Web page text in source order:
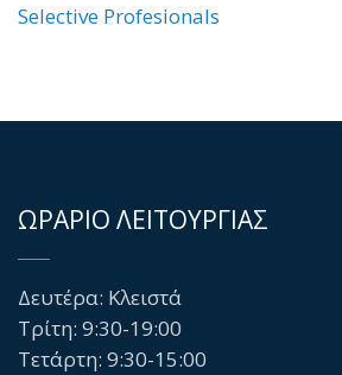
Selective Profesionals
ΩΡΑΡΙΟ ΛΕΙΤΟΥΡΓΙΑΣ
Δευτέρα: Κλειστά
Τρίτη: 9:30-19:00
Τετάρτη: 9:30-15:00